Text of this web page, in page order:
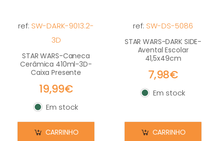
ref: SW-DARK-9013.2-
3D
STAR WARS-Caneca
Cerâmica 410ml-3D-
Caixa Presente
19,99€
Em stock
Em stock
CARRINHO
ref: SW-DS-5086
STAR WARS-DARK SIDE-
Avental Escolar
41,5x49cm
7,98€
Em stock
Em stock
CARRINHO